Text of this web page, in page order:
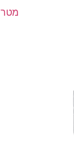
מטר